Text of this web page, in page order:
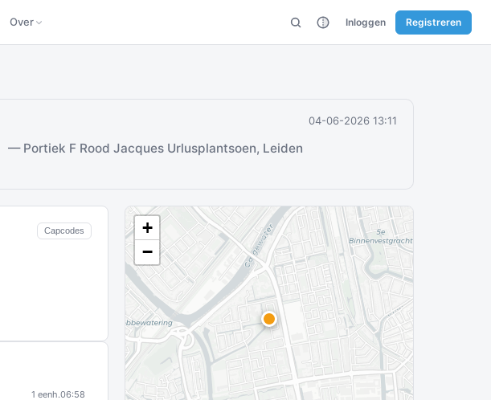
Over Inloggen Registreren
04-06-2026 13:11
— Portiek F Rood Jacques Urlusplantsoen, Leiden
Capcodes
1 eenh.06:58
+
−